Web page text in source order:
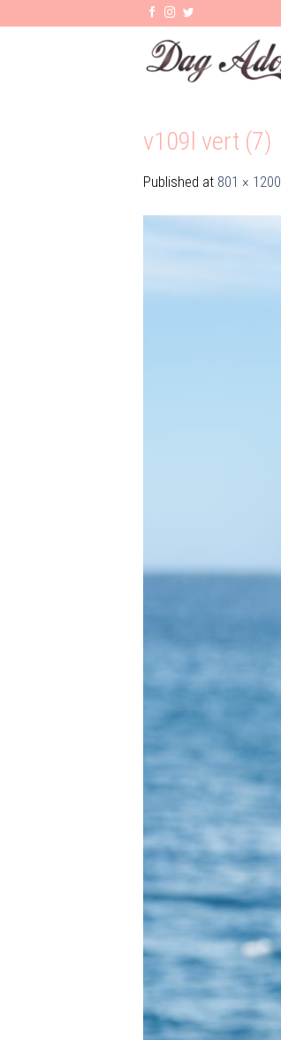
v109l vert (7)
Published at 801 × 1200